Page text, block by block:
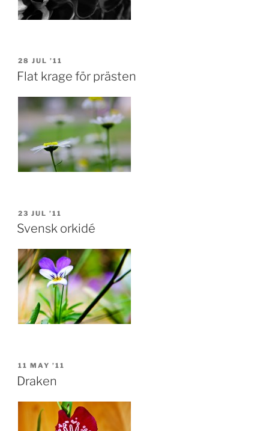
POSTED
ON
28 JUL ’11
Flat krage för prästen
POSTED
ON
23 JUL ’11
Svensk orkidé
POSTED
ON
11 MAY ’11
Draken